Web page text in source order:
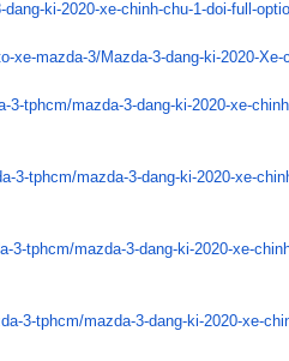
dang-ki-2020-xe-chinh-chu-1-doi-full-
xe-mazda-3/Mazda-3-dang-ki-2020-Xe-
3-tphcm/mazda-3-dang-ki-2020-xe-
3-tphcm/mazda-3-dang-ki-2020-xe-
3-tphcm/mazda-3-dang-ki-2020-xe-
3-tphcm/mazda-3-dang-ki-2020-xe-